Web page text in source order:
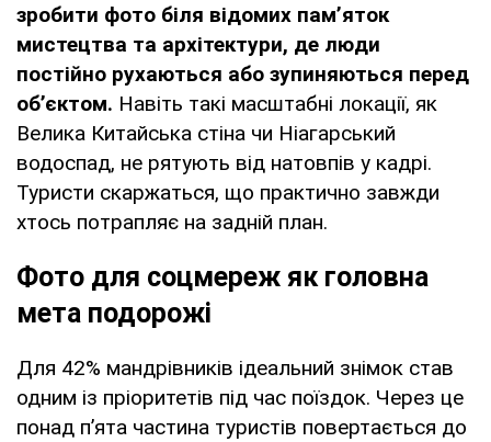
зробити фото біля відомих пам’яток
мистецтва та архітектури, де люди
постійно рухаються або зупиняються перед
об’єктом. Навіть такі масштабні локації, як
Велика Китайська стіна чи Ніагарський
водоспад, не рятують від натовпів у кадрі.
Туристи скаржаться, що практично завжди
хтось потрапляє на задній план.
Фото для соцмереж як головна
мета подорожі
Для 42% мандрівників ідеальний знімок став
одним із пріоритетів під час поїздок. Через це
понад п’ята частина туристів повертається до